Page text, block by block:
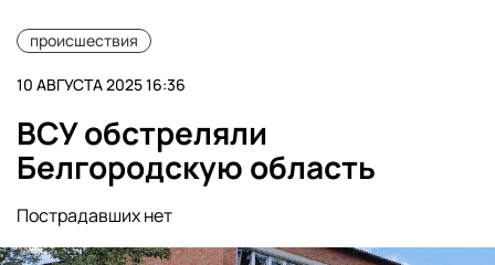
происшествия
10 АВГУСТА 2025 16:36
ВСУ обстреляли
Белгородскую область
Пострадавших нет